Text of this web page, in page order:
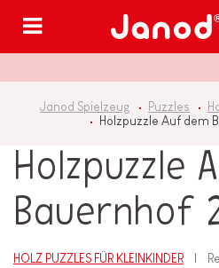
Janod Spielzeug Puzzles
Holzpuzzle Auf dem
Holzpuzzle
Bauernhof
HOLZ PUZZLES FÜR KLEINKINDER